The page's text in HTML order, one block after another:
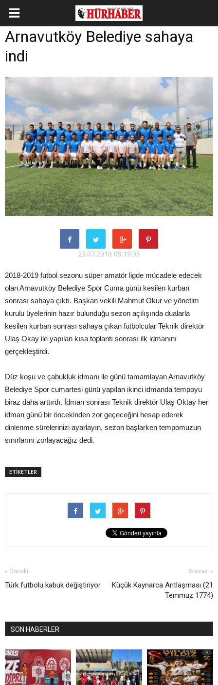
Arnavutköy Belediye sahaya
indi
23.07.2018 09:19:35
2018-2019 futbol sezonu süper amatör ligde mücadele edecek
olan Arnavutköy Belediye Spor Cuma günü kesilen kurban
sonrası sahaya çıktı. Başkan vekili Mahmut Okur ve yönetim
kurulu üyelerinin hazır bulunduğu sezon açılışında dualarla
kesilen kurban sonrası sahaya çıkan futbolcular Teknik direktör
Ulaş Okay ile yapılan kısa toplantı sonrası ilk idmanını
gerçekleştirdi.
Düz koşu ve çabukluk idmanı ile günü tamamlayan Arnavutköy
Belediye Spor cumartesi günü yapılan ikinci idmanda tempoyu
biraz daha arttırdı. İdman sonrası Teknik direktör Ulaş Oktay her
idman günü bir öncekinden zor geçeceğini hesap ederek
dinlenme sürelerinizi ayarlayın, sezon başlarken tempomuzun
sınırlarını zorlayacağız dedi.
ETİKETLER
« Önceki
Türk futbolu kabuk değiştiriyor
Sonraki »
Küçük Kaynarca Antlaşması (21
Temmuz 1774)
SON HABERLER